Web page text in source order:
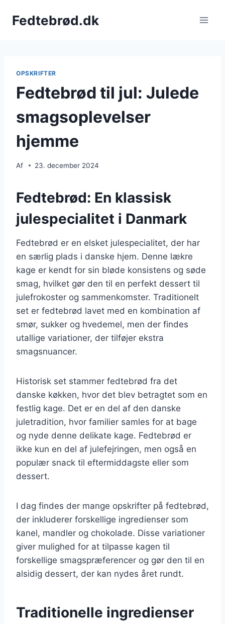
Fedtebrød.dk
OPSKRIFTER
Fedtebrød til jul: Julede
smagsoplevelser
hjemme
Af 23. december 2024
Fedtebrød: En klassisk
julespecialitet i Danmark
Fedtebrød er en elsket julespecialitet, der har
en særlig plads i danske hjem. Denne lækre
kage er kendt for sin bløde konsistens og søde
smag, hvilket gør den til en perfekt dessert til
julefrokoster og sammenkomster. Traditionelt
set er fedtebrød lavet med en kombination af
smør, sukker og hvedemel, men der findes
utallige variationer, der tilføjer ekstra
smagsnuancer.
Historisk set stammer fedtebrød fra det
danske køkken, hvor det blev betragtet som en
festlig kage. Det er en del af den danske
juletradition, hvor familier samles for at bage
og nyde denne delikate kage. Fedtebrød er
ikke kun en del af julefejringen, men også en
populær snack til eftermiddagste eller som
dessert.
I dag findes der mange opskrifter på fedtebrød,
der inkluderer forskellige ingredienser som
kanel, mandler og chokolade. Disse variationer
giver mulighed for at tilpasse kagen til
forskellige smagspræferencer og gør den til en
alsidig dessert, der kan nydes året rundt.
Traditionelle ingredienser